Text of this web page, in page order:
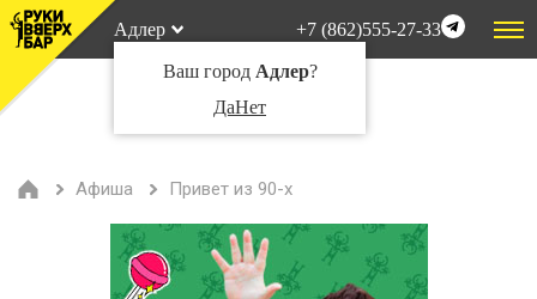
Адлер
Ваш город Адлер?
ДаНет
+7 (862)555-27-33
Афиша Привет из 90-х